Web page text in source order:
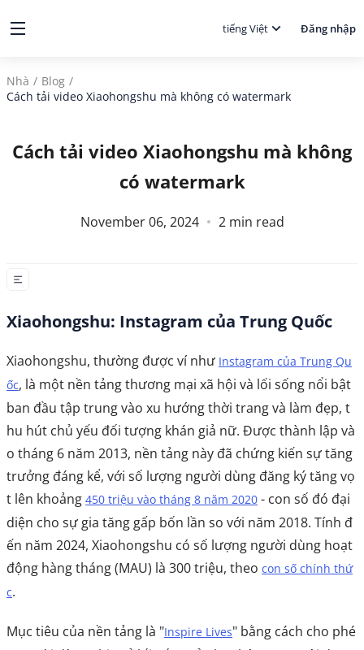
tiếng Việt Đăng nhập
Nhà / Blog /
Cách tải video Xiaohongshu mà không có watermark
Cách tải video Xiaohongshu mà không
có watermark
November 06, 2024 2min read
Xiaohongshu: Instagram của Trung Quốc
Xiaohongshu, thường được ví như Instagram của Trung Qu
ốc, là một nền tảng thương mại xã hội và lối sống nổi bật
ban đầu tập trung vào xu hướng thời trang và làm đẹp, t
hu hút chủ yếu đối tượng khán giả nữ. Được thành lập và
o tháng 6 năm 2013, nền tảng này đã chứng kiến sự tăng
trưởng đáng kể, với số lượng người dùng đăng ký tăng vọ
t lên khoảng 450 triệu vào tháng 8 năm 2020 - con số đó đại
diện cho sự gia tăng gấp bốn lần so với năm 2018. Tính đ
ến năm 2024, Xiaohongshu có số lượng người dùng hoạt
động hàng tháng (MAU) là 300 triệu, theo con số chính thứ
c.
Mục tiêu của nền tảng là "Inspire Lives" bằng cách cho phé